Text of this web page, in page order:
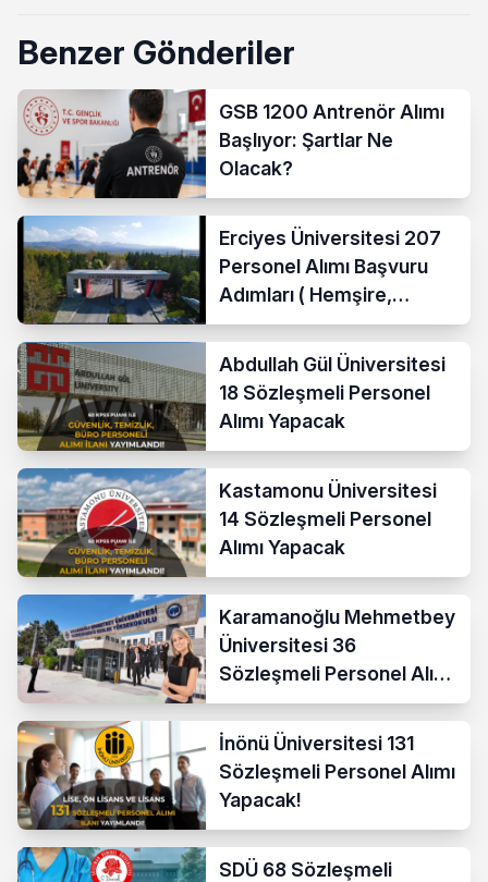
Benzer Gönderiler
GSB 1200 Antrenör Alımı
Başlıyor: Şartlar Ne
Olacak?
Erciyes Üniversitesi 207
Personel Alımı Başvuru
Adımları ( Hemşire,
Temizlik Personeli )
Abdullah Gül Üniversitesi
18 Sözleşmeli Personel
Alımı Yapacak
Kastamonu Üniversitesi
14 Sözleşmeli Personel
Alımı Yapacak
Karamanoğlu Mehmetbey
Üniversitesi 36
Sözleşmeli Personel Alımı
Yapacak
İnönü Üniversitesi 131
Sözleşmeli Personel Alımı
Yapacak!
SDÜ 68 Sözleşmeli